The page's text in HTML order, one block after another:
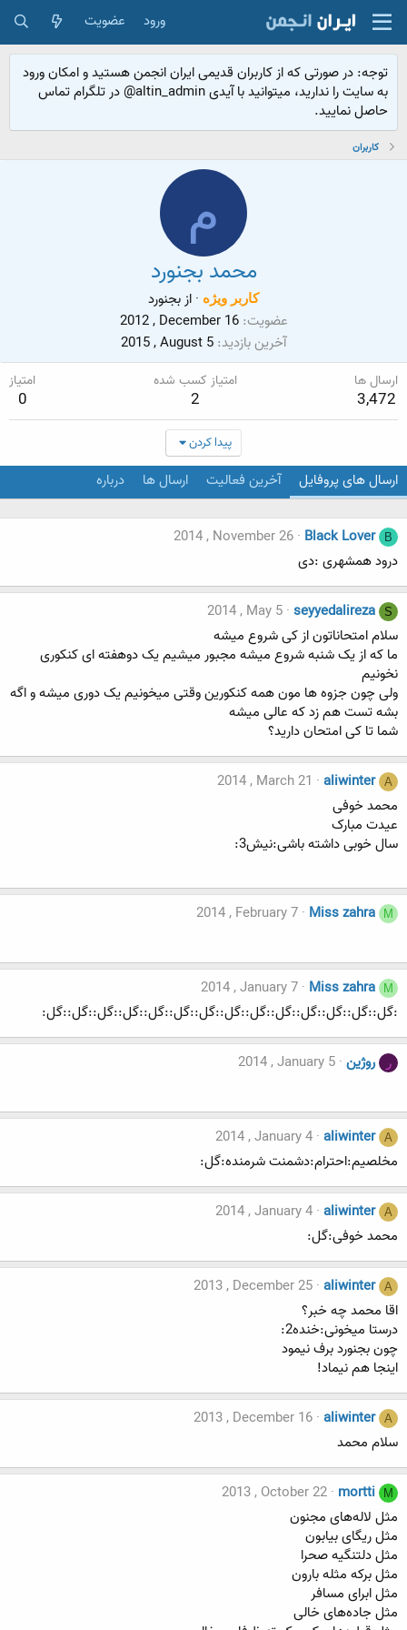
ورود عضویت
توجه: در صورتی که از کاربران قدیمی ایران انجمن هستید و امکان ورود
به سایت را ندارید، میتوانید با آیدی altin_admin@ در تلگرام تماس
حاصل نمایید.
کاربران
م
محمد بجنورد
کاربر ويژه · ازبجنورد
عضویت 2012 , December 16
آخرین بازدید 2015 , August 5
ارسال ها
3,472
امتیاز کسب شده
2
امتیاز
0
پیدا کردن
ارسال های پروفایل آخرین فعالیت ارسال ها درباره
B
Black Lover
2014 , November 26
درود همشهری :دی
S
seyyedalireza
2014 , May 5
سلام امتحاناتون از کی شروع میشه
ما که از یک شنبه شروع میشه مجبور میشیم یک دوهفته ای کنکوری
نخونیم
ولی چون جزوه ها مون همه کنکورین وقتی میخونیم یک دوری میشه و اگه
بشه تست هم زد که عالی میشه
شما تا کی امتحان دارید؟
A
aliwinter
2014 , March 21
محمد خوفی
عیدت مبارک
سال خوبی داشته باشی:نیش3:
M
Miss zahra
2014 , February 7
M
Miss zahra
2014 , January 7
:گل::گل::گل::گل::گل::گل::گل::گل::گل::گل::گل::گل::گل::گل:
ر روژین 2014 , January 5
A
aliwinter
2014 , January 4
مخلصیم:احترام:دشمنت شرمنده:گل:
A
aliwinter
2014 , January 4
محمد خوفی:گل:
A
aliwinter
2013 , December 25
اقا محمد چه خبر؟
درستا میخونی:خنده2:
چون بجنورد برف نیمود
اینجا هم نیماد!
A
aliwinter
2013 , December 16
سلام محمد
M
mortti
2013 , October 22
مثل لاله‌های مجنون
مثل ریگای بیابون
مثل دلتنگیه صحرا
مثل برکه مثله بارون
مثل ابرای مسافر
مثل جاده‌های خالی